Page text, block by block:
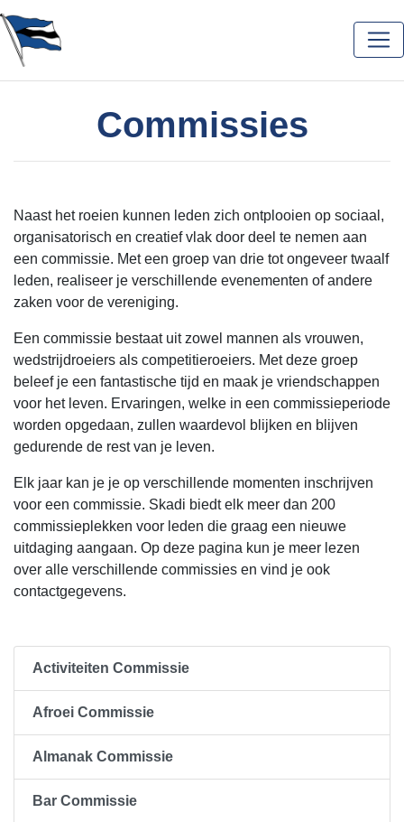
Commissies
Naast het roeien kunnen leden zich ontplooien op sociaal,
organisatorisch en creatief vlak door deel te nemen aan
een commissie. Met een groep van drie tot ongeveer twaalf
leden, realiseer je verschillende evenementen of andere
zaken voor de vereniging.
Een commissie bestaat uit zowel mannen als vrouwen,
wedstrijdroeiers als competitieroeiers. Met deze groep
beleef je een fantastische tijd en maak je vriendschappen
voor het leven. Ervaringen, welke in een commissieperiode
worden opgedaan, zullen waardevol blijken en blijven
gedurende de rest van je leven.
Elk jaar kan je je op verschillende momenten inschrijven
voor een commissie. Skadi biedt elk meer dan 200
commissieplekken voor leden die graag een nieuwe
uitdaging aangaan. Op deze pagina kun je meer lezen
over alle verschillende commissies en vind je ook
contactgegevens.
Activiteiten Commissie
Afroei Commissie
Almanak Commissie
Bar Commissie